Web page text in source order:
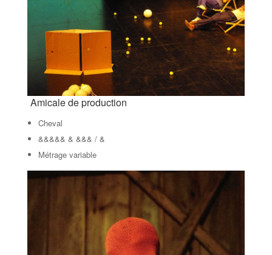
Amicale de production
Cheval
&&&&& & &&& / &
Métrage variable